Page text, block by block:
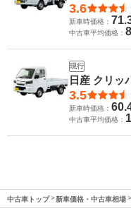
3.6
新車時価格：
中古車平均価格：
現行
日産 クリッ
3.5
新車時価格：
中古車平均価格：
中古車トップ 新車価格・中古車相場